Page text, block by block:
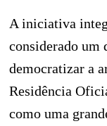
A iniciativa
considerado um
democratizar a
Residência
como uma